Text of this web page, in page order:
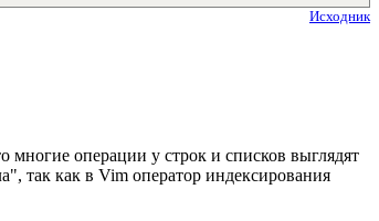
Исходник
многие операции у строк и списков выглядят
так как в Vim оператор индексирования